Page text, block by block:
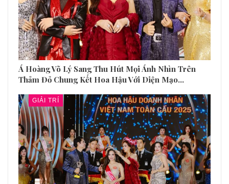
Á Hoàng Võ Lý Sang Thu Hút Mọi Ánh Nhìn Trên
Thảm Đỏ Chung Kết Hoa Hậu Với Diện Mạo…
GIẢI TRÍ